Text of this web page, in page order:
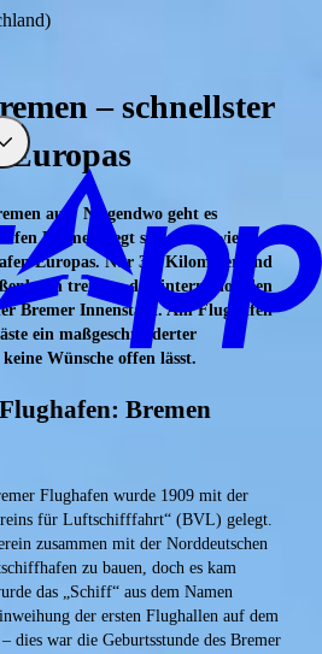
– schnellster
aus? Nirgendwo geht es
Bremen liegt so zentral wie
Europas. Nur 3,5 Kilometer und
trennen den internationalen
Bremer Innenstadt. Am Flughafen
ein maßgeschneiderter
Wünsche offen lässt.
Bremen
Flughafen wurde 1909 mit der
für Luftschifffahrt“ (BVL) gelegt.
zusammen mit der Norddeutschen
zu bauen, doch es kam
das „Schiff“ aus dem Namen
der ersten Flughallen auf dem
dies war die Geburtsstunde des Bremer